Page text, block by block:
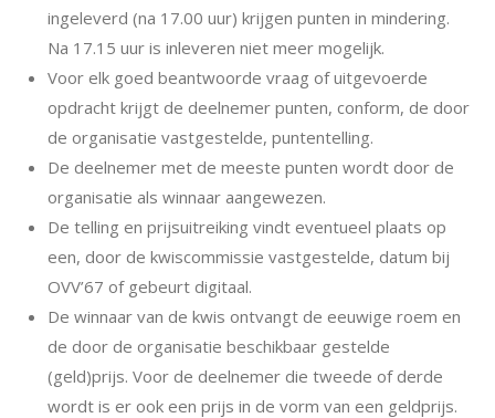
ingeleverd (na 17.00 uur) krijgen punten in mindering.
Na 17.15 uur is inleveren niet meer mogelijk.
Voor elk goed beantwoorde vraag of uitgevoerde
opdracht krijgt de deelnemer punten, conform, de door
de organisatie vastgestelde, puntentelling.
De deelnemer met de meeste punten wordt door de
organisatie als winnaar aangewezen.
De telling en prijsuitreiking vindt eventueel plaats op
een, door de kwiscommissie vastgestelde, datum bij
OVV’67 of gebeurt digitaal.
De winnaar van de kwis ontvangt de eeuwige roem en
de door de organisatie beschikbaar gestelde
(geld)prijs. Voor de deelnemer die tweede of derde
wordt is er ook een prijs in de vorm van een geldprijs.